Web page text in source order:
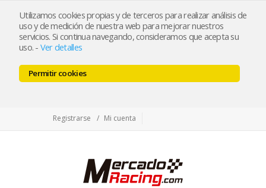
Utilizamos cookies propias y de terceros para realizar análisis de
uso y de medición de nuestra web para mejorar nuestros
servicios. Si continua navegando, consideramos que acepta su
uso. - Ver detalles
Permitir cookies
tienda@mercadoracing.com
Registrarse
Mi cuenta